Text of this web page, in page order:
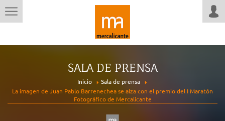
SALA DE PRENSA
Inicio
Sala de prensa
La imagen de Juan Pablo Barrenechea se alza con el premio del I Maratón
Fotográfico de Mercalicante